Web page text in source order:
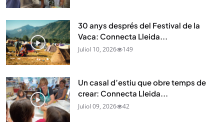
30 anys després del Festival de la
Vaca: Connecta Lleida...
Juliol 10, 2026 149
Un casal d’estiu que obre temps de
crear: Connecta Lleida...
Juliol 09, 2026 42